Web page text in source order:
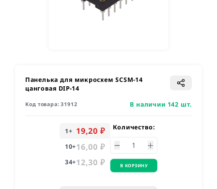
Панелька для микросхем SCSM-14
цанговая DIP-14
Код товара:31912 В наличии 142 шт.
1+ 19,20 ₽
10+16,00 ₽
34+12,30 ₽
Количество:
В КОРЗИНУ